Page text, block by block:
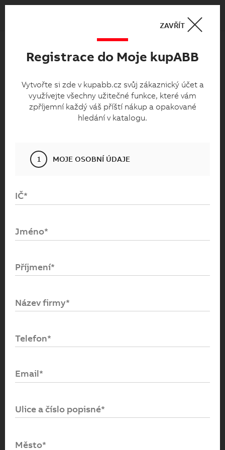
0
Moje kupabb.cz
Vytvořte si zde v kupabb.cz svůj zákaznický
účet a využívejte všechny užitečné funkce,
které vám zpříjemní každý váš příští nákup
Přihlaste se
Registrace do Moje kupABB
Vytvořte si zde v kupabb.cz svůj zákaznický účet a
využívejte všechny užitečné funkce, které vám
zpříjemní každý váš příští nákup a opakované
hledání v katalogu.
1 MOJE OSOBNÍ ÚDAJE
IČ*
Jméno*
Příjmení*
Název firmy*
Telefon*
Email*
Ulice a číslo popisné*
Město*
ZAVŘÍT